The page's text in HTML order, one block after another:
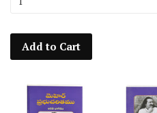
Add to Cart